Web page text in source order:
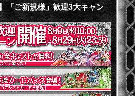
「ご新規様」歓迎3大キャン